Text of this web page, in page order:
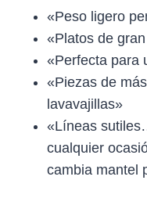
«Peso ligero
«Platos de
«Perfecta para
«Piezas de
lavavajillas»
«Líneas
cualquier
cambia mantel